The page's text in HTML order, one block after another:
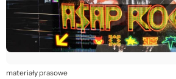
materiały prasowe